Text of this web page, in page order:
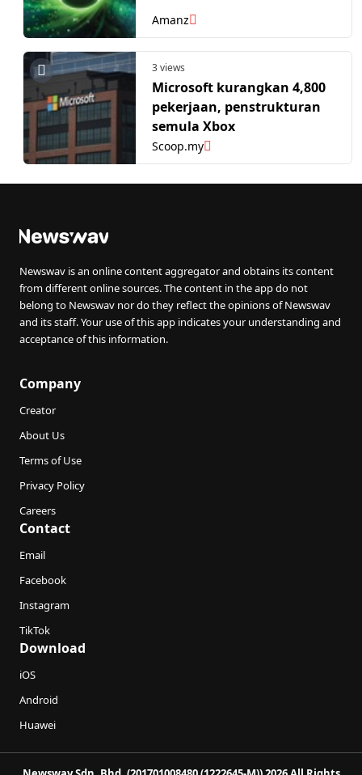
Amanz
3 views
Microsoft kurangkan 4,800
pekerjaan, penstrukturan
semula Xbox
Scoop.my
Newswav is an online content aggregator and obtains its content
from different online sources. The content in the app do not
belong to Newswav nor do they reflect the opinions of Newswav
and its staff. Your use of this app indicates your understanding and
acceptance of this information.
Company
Creator
About Us
Terms of Use
Privacy Policy
Careers
Contact
Email
Facebook
Instagram
TikTok
Download
iOS
Android
Huawei